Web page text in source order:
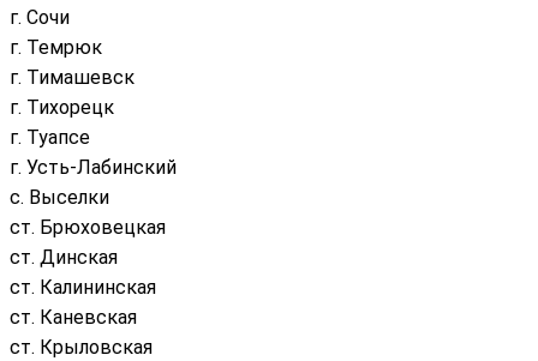
г. Сочи
г. Темрюк
г. Тимашевск
г. Тихорецк
г. Туапсе
г. Усть-Лабинский
с. Выселки
ст. Брюховецкая
ст. Динская
ст. Калининская
ст. Каневская
ст. Крыловская